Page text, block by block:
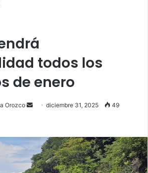
todos los
de enero
Orozco
Senddiciembre 31, 2025 49